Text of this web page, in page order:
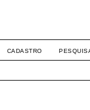
CADASTRO